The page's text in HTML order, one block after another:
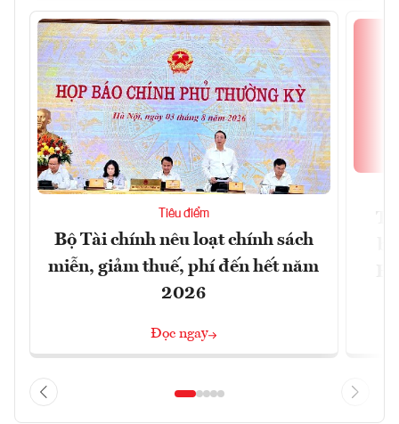
Tiêu điểm
Bộ Tài chính nêu loạt chính sách
miễn, giảm thuế, phí đến hết năm
2026
Đọc ngay